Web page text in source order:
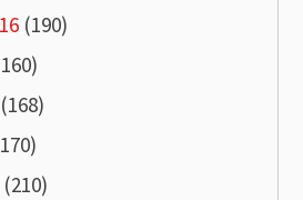
(190)
(168)
(210)